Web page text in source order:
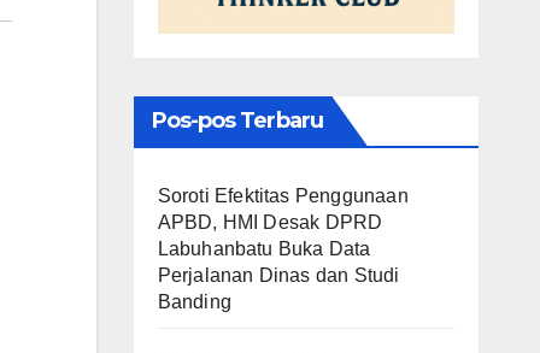
Pos-pos Terbaru
Soroti Efektitas Penggunaan
APBD, HMI Desak DPRD
Labuhanbatu Buka Data
Perjalanan Dinas dan Studi
Banding